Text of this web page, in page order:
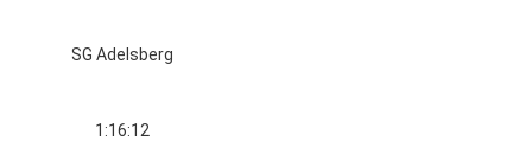
SG Adelsberg
1:16:12